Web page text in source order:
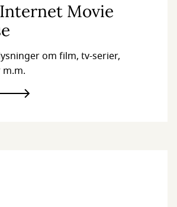
Movie
om film, tv-serier,